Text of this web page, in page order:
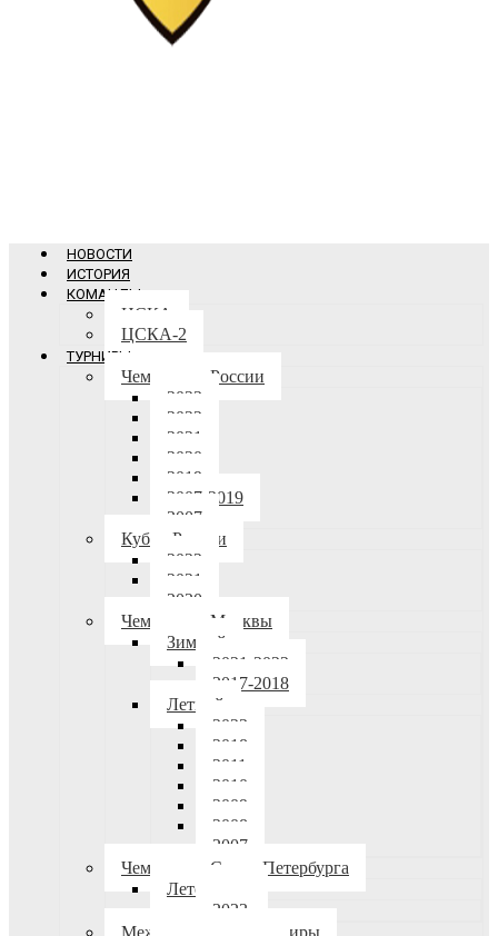
НОВОСТИ
ИСТОРИЯ
КОМАНДЫ
ЦСКА
ЦСКА-2
ТУРНИРЫ
Чемпионат России
2023
2022
2021
2020
2019
2007-2019
2007
Кубок России
2022
2021
2020
Чемпионат Москвы
Зимний
2021-2022
2017-2018
Летний
2023
2018
2011
2010
2009
2008
2007
Чемпионат Санкт-Петербурга
Лето-осень
2023
Международные турниры